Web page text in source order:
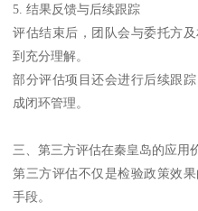
5. 结果反馈与后续跟踪
评估结束后，团队会与委托方
到充分理解。
部分评估项目还会进行后续跟
成闭环管理。
三、第三方评估在秦皇岛的应用
第三方评估不仅是检验政策效
手段。